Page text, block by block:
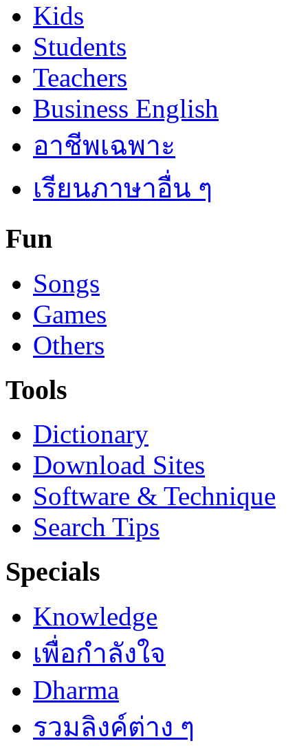
Kids
Students
Teachers
Business English
อาชีพเฉพาะ
เรียนภาษาอื่น ๆ
Fun
Songs
Games
Others
Tools
Dictionary
Download Sites
Software & Technique
Search Tips
Specials
Knowledge
เพื่อกำลังใจ
Dharma
รวมลิงค์ต่าง ๆ